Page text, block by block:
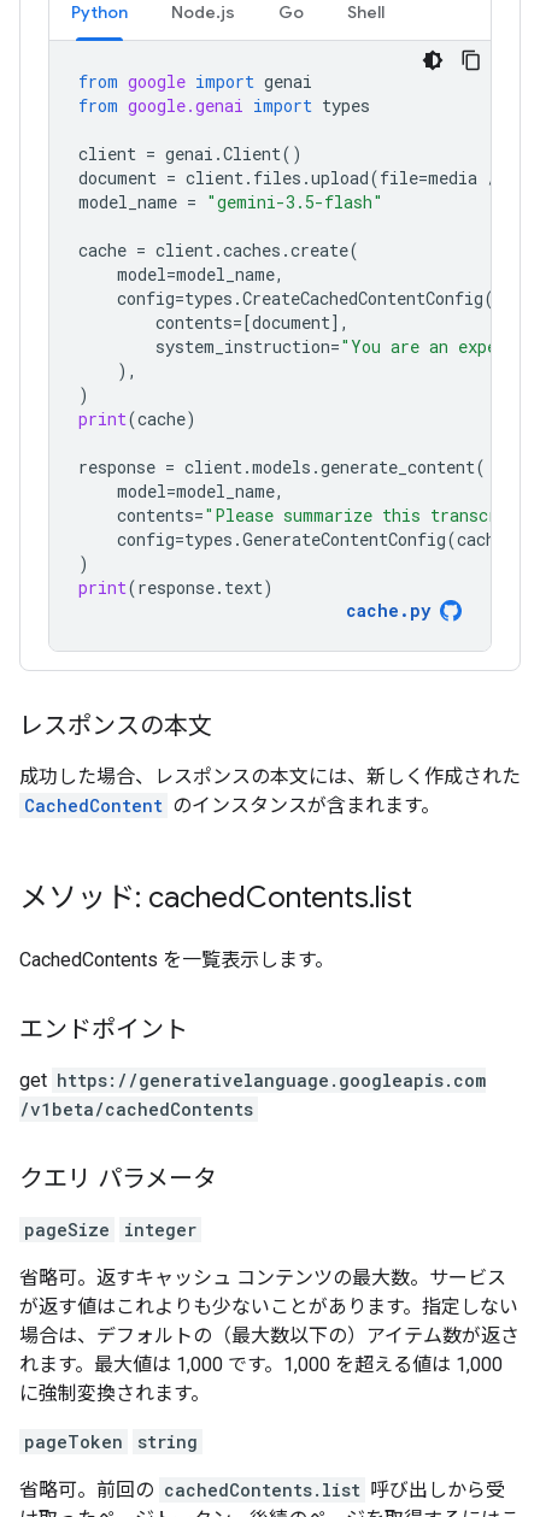
Python Node.js Go Shell
from google import genai
from google.genai import types
client = genai .Client()
document = client. files .upload(file=media /
model_name = "gemini-3.5-flash"
cache = client.caches .create(
model=model_name,
config=types .CreateCachedContentConfig(
contents=[document],
system_instruction="You are an expert
),
)
print(cache)
response = client.models .generate_content(
model=model_name,
contents="Please summarize this transcript"
config=types .GenerateContentConfig(
)
print(response. text)
cache . py
レスポンスの本文
成功した場合、レスポンスの本文には、新しく作成された
CachedContent のインスタンスが含まれます。
メソッド: cachedContents.list
CachedContents を一覧表示します。
エンドポイント
get https: / /generativelanguage.googleapis.com
/v1beta/cachedContents
クエリ パラメータ
pageSize integer
省略可。返すキャッシュ コンテンツの最大数。サービス
が返す値はこれよりも少ないことがあります。指定しない
場合は、デフォルトの（最大数以下の）アイテム数が返さ
れます。最大値は 1,000 です。1,000 を超える値は 1,000
に強制変換されます。
pageToken string
省略可。前回の cachedContents.list 呼び出しから受